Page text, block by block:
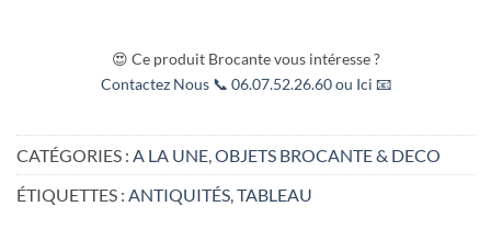
😍 Ce produit Brocante vous intéresse ?
Contactez Nous 📞 06.07.52.26.60 ou Ici 📧
CATÉGORIES : A LA UNE,OBJETS BROCANTE & DECO
ÉTIQUETTES : ANTIQUITÉS,TABLEAU